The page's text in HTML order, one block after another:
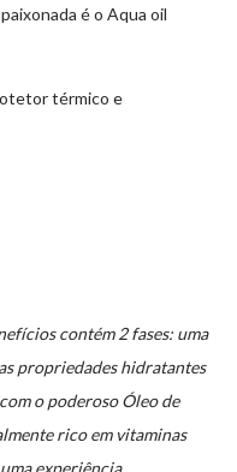
é o Aqua oil
térmico e
contém 2 fases: uma
propriedades hidratantes
o poderoso Óleo de
rico em vitaminas
experiência